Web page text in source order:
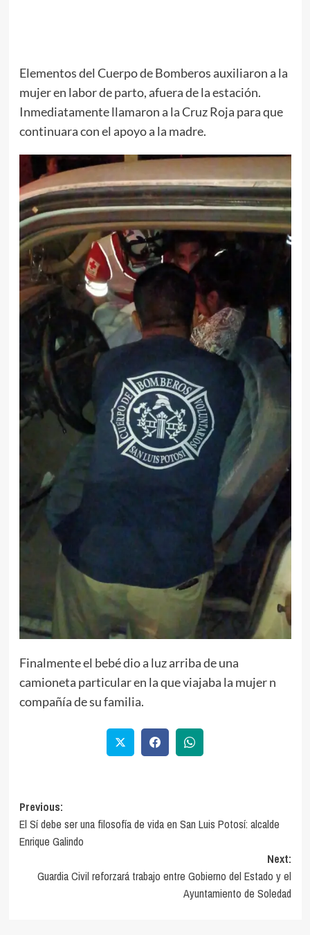
Elementos del Cuerpo de Bomberos auxiliaron a la
mujer en labor de parto, afuera de la estación.
Inmediatamente llamaron a la Cruz Roja para que
continuara con el apoyo a la madre.
Finalmente el bebé dio a luz arriba de una
camioneta particular en la que viajaba la mujer n
compañía de su familia.
Previous:
El Sí debe ser una filosofía de vida en San Luis Potosí: alcalde
Enrique Galindo
Next:
Guardia Civil reforzará trabajo entre Gobierno del Estado y el
Ayuntamiento de Soledad